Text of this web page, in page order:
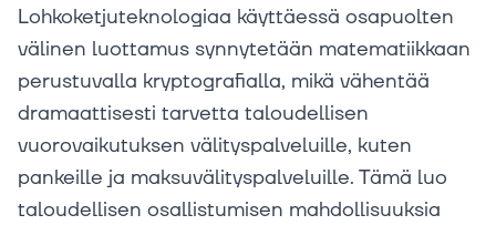
Lohkoketjuteknologiaa käyttäessä osapuolten
välinen luottamus synnytetään matematiikkaan
perustuvalla kryptografialla, mikä vähentää
dramaattisesti tarvetta taloudellisen
vuorovaikutuksen välityspalveluille, kuten
pankeille ja maksuvälityspalveluille. Tämä luo
taloudellisen osallistumisen mahdollisuuksia